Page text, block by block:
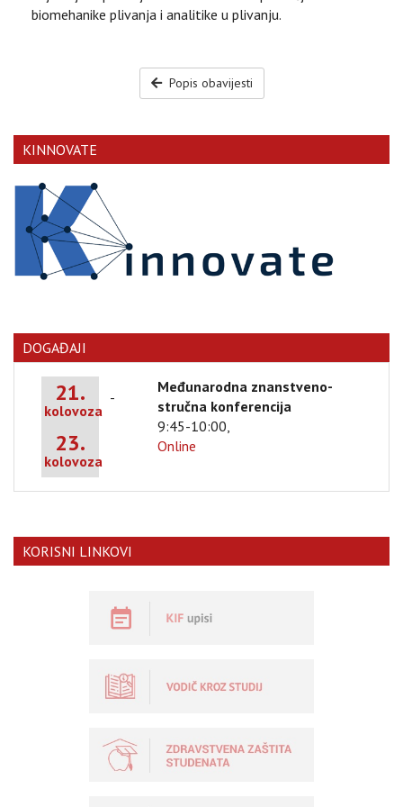
biomehanike plivanja i analitike u plivanju.
Popis obavijesti
KINNOVATE
DOGAĐAJI
21.
kolovoza
-
23.
kolovoza
Međunarodna znanstveno-
stručna konferencija
9:45-10:00,
Online
KORISNI LINKOVI